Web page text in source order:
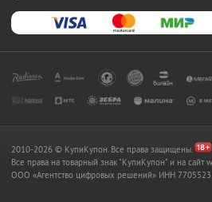
2010-2026 © КупиКупон. Все права защищены.
Все права на товарный знак "КупиКупон" и на сайт
OOO «Агентство цифровых решений» ИНН